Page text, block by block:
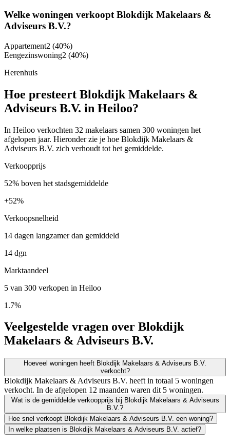
Welke woningen verkoopt Blokdijk Makelaars &
Adviseurs B.V.?
Appartement2 (40%)
Eengezinswoning2 (40%)
Herenhuis
Hoe presteert Blokdijk Makelaars &
Adviseurs B.V. in Heiloo?
In Heiloo verkochten 32 makelaars samen 300 woningen het
afgelopen jaar. Hieronder zie je hoe Blokdijk Makelaars &
Adviseurs B.V. zich verhoudt tot het gemiddelde.
Verkoopprijs
52% boven het stadsgemiddelde
+52%
Verkoopsnelheid
14 dagen langzamer dan gemiddeld
14 dgn
Marktaandeel
5 van 300 verkopen in Heiloo
1.7%
Veelgestelde vragen over Blokdijk
Makelaars & Adviseurs B.V.
Hoeveel woningen heeft Blokdijk Makelaars & Adviseurs B.V.
verkocht?
Blokdijk Makelaars & Adviseurs B.V. heeft in totaal 5 woningen
verkocht. In de afgelopen 12 maanden waren dit 5 woningen.
Wat is de gemiddelde verkoopprijs bij Blokdijk Makelaars & Adviseurs
B.V.?
Hoe snel verkoopt Blokdijk Makelaars & Adviseurs B.V. een woning?
In welke plaatsen is Blokdijk Makelaars & Adviseurs B.V. actief?